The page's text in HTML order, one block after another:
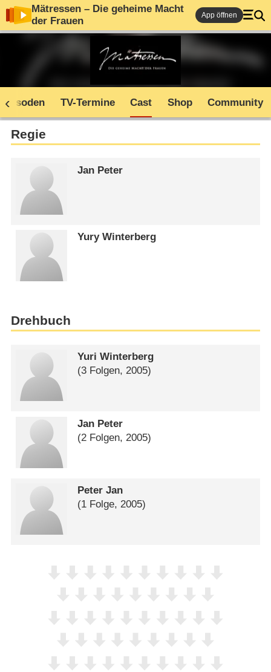
Mätressen – Die geheime Macht
der Frauen
App öffnen
Episoden TV-Termine Cast Shop Community
Regie
Jan Peter
Yury Winterberg
Drehbuch
Yuri Winterberg
(3 Folgen, 2005)
Jan Peter
(2 Folgen, 2005)
Peter Jan
(1 Folge, 2005)